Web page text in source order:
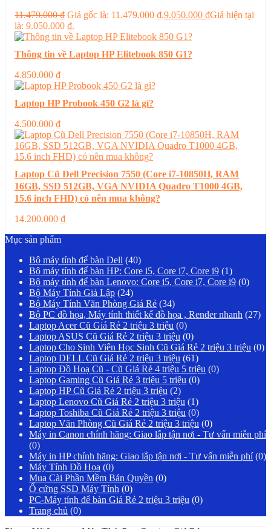
11.479.000₫ Giá gốc là: 11.479.000 ₫.9.050.000 ₫Giá hiện tại
là: 9.050.000 ₫.
Thông tin về Laptop HP Elitebook 850 G1?
4.850.000 ₫
Laptop HP Probook 450 G2 là gì?
4.500.000 ₫
Laptop Cũ Dell Precision 7550 (Core i7-10850H, RAM
16GB, SSD 512GB, VGA NVIDIA Quadro T1000 4GB,
15.6 inch FHD) có nên mua không?
14.200.000 ₫
Mục sản phẩm
Bộ máy tính để bàn Dell (40)
Bộ máy tính để bàn HP: Core i5, Core i7, Core i9 (1)
Bộ máy tính để bàn Lenovo: Core i5, Core i7, Core i9 (0)
Bộ Máy Tính Giả Lập (24)
Bộ Máy Tính Văn Phòng Giá Rẻ (34)
Bộ PC đồ họa, Máy tính thiết kế đồ họa , Render nhanh (27)
Laptop Acer Cũ Giá Rẻ 2 triệu 3 triệu (0)
Laptop ASUS Cũ Giá Rẻ 2 triệu 3 triệu (0)
Laptop Cho Sinh Viên Học Sinh Cũ Giá Rẻ 2 triệu 3 triệu (0)
Laptop DELL Cũ Giá Rẻ 2 triệu 3 triệu (61)
Laptop Đồ Hoạ Cũ - Cũ Giá Rẻ 4 triệu 5 triệu (0)
Laptop Gaming Cũ Giá Rẻ 3 triệu 5 triệu (0)
Laptop HP Cũ Giá Rẻ 2 triệu 3 triệu (2)
Laptop Lenovo Cũ Giá Rẻ 2 triệu 3 triệu (1)
Laptop Toshiba Cũ Giá Rẻ 2 triệu 3 triệu (0)
Laptop Văn Phòng Cũ Giá Rẻ 2 triệu 3 triệu (0)
Máy in Canon chính hãng: Giao lắp tận nơi - Tư vấn miễn phí
(0)
Máy in HP chính hãng: Giao lắp tận nơi - Tư vấn miễn phí (0)
Máy Tính Đồ Họa (0)
Mua Cài Phần Mềm Bản Quyền (0)
Ổ cứng SSD Máy Tính (0)
PC-Máy tính để bàn Giá Rẻ 2 triệu 3 triệu (0)
Trang chủ (0)